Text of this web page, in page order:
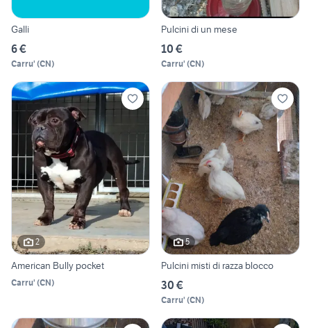
Galli
6 €
Carru' (CN)
Pulcini di un mese
10 €
Carru' (CN)
2
American Bully pocket
Carru' (CN)
5
Pulcini misti di razza blocco
30 €
Carru' (CN)